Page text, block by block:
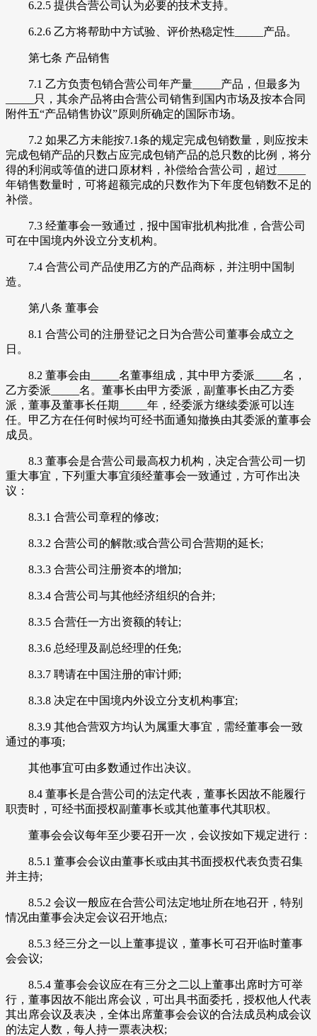
6.2.5 提供合营公司认为必要的技术支持。
6.2.6 乙方将帮助中方试验、评价热稳定性_____产品。
第七条 产品销售
7.1 乙方负责包销合营公司年产量_____产品，但最多为
_____只，其余产品将由合营公司销售到国内市场及按本合同
附件五“产品销售协议”原则所确定的国际市场。
7.2 如果乙方未能按7.1条的规定完成包销数量，则应按未
完成包销产品的只数占应完成包销产品的总只数的比例，将分
得的利润或等值的进口原材料，补偿给合营公司，超过_____
年销售数量时，可将超额完成的只数作为下年度包销数不足的
补偿。
7.3 经董事会一致通过，报中国审批机构批准，合营公司
可在中国境内外设立分支机构。
7.4 合营公司产品使用乙方的产品商标，并注明中国制
造。
第八条 董事会
8.1 合营公司的注册登记之日为合营公司董事会成立之
日。
8.2 董事会由_____名董事组成，其中甲方委派_____名，
乙方委派_____名。董事长由甲方委派，副董事长由乙方委
派，董事及董事长任期_____年，经委派方继续委派可以连
任。甲乙方在任何时候均可经书面通知撤换由其委派的董事会
成员。
8.3 董事会是合营公司最高权力机构，决定合营公司一切
重大事宜，下列重大事宜须经董事会一致通过，方可作出决
议：
8.3.1 合营公司章程的修改;
8.3.2 合营公司的解散;或合营公司合营期的延长;
8.3.3 合营公司注册资本的增加;
8.3.4 合营公司与其他经济组织的合并;
8.3.5 合营任一方出资额的转让;
8.3.6 总经理及副总经理的任免;
8.3.7 聘请在中国注册的审计师;
8.3.8 决定在中国境内外设立分支机构事宜;
8.3.9 其他合营双方均认为属重大事宜，需经董事会一致
通过的事项;
其他事宜可由多数通过作出决议。
8.4 董事长是合营公司的法定代表，董事长因故不能履行
职责时，可经书面授权副董事长或其他董事代其职权。
董事会会议每年至少要召开一次，会议按如下规定进行：
8.5.1 董事会会议由董事长或由其书面授权代表负责召集
并主持;
8.5.2 会议一般应在合营公司法定地址所在地召开，特别
情况由董事会决定会议召开地点;
8.5.3 经三分之一以上董事提议，董事长可召开临时董事
会会议;
8.5.4 董事会会议应在有三分之二以上董事出席时方可举
行，董事因故不能出席会议，可出具书面委托，授权他人代表
其出席会议及表决，全体出席董事会会议的合法成员构成会议
的法定人数，每人持一票表决权;